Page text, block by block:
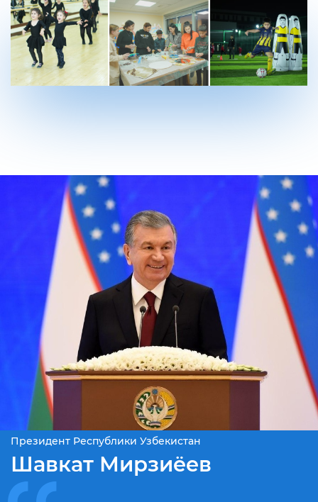
Президент Республики Узбекистан
Шавкат Мирзиёев